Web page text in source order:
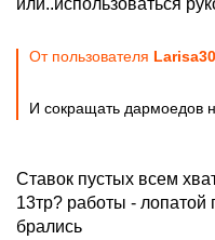
или..использоваться
От пользователя
И сокращать дармоедов
Ставок пустых всем
13тр? работы - лопатой
брались